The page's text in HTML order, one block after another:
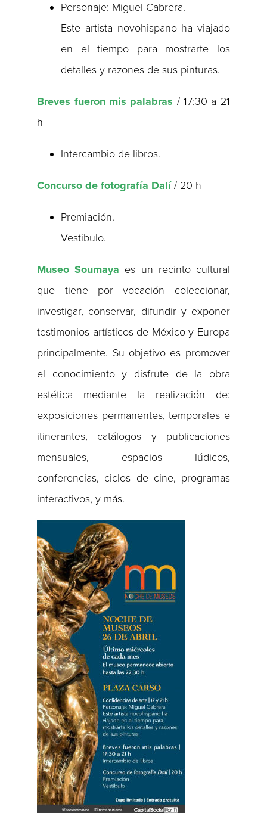
Personaje: Miguel Cabrera.
Este artista novohispano ha viajado
en el tiempo para mostrarte los
detalles y razones de sus pinturas.
Breves fueron mis palabras / 17:30 a 21
h
Intercambio de libros.
Concurso de fotografía Dalí/ 20 h
Premiación.
Vestíbulo.
Museo Soumaya es un recinto cultural
que tiene por vocación coleccionar,
investigar, conservar, difundir y exponer
testimonios artísticos de México y Europa
principalmente. Su objetivo es promover
el conocimiento y disfrute de la obra
estética mediante la realización de:
exposiciones permanentes, temporales e
itinerantes, catálogos y publicaciones
mensuales, espacios lúdicos,
conferencias, ciclos de cine, programas
interactivos, y más.